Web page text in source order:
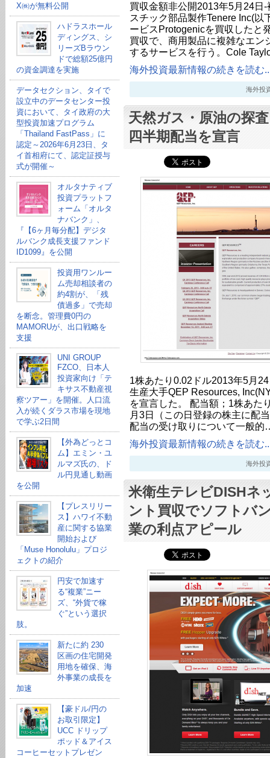
X㈱が無料公開
ハドラスホール
ディングス、シ
リーズBラウン
ドで総額25億円
の資金調達を実施
データセクション、タイで
設立中のデータセンター投
資において、タイ政府の大
型投資加速プログラム
「Thailand FastPass」に
認定～2026年6月23日、タ
イ首相府にて、認定証授与
式が開催～
オルタナティブ
投資プラットフ
ォーム「オルタ
ナバンク」、
『【6ヶ月毎分配】デジタ
ルバンク成長支援ファンド
ID1099』を公開
投資用ワンルー
ム売却相談者の
約4割が、「残
債過多」で売却
を断念。管理費0円の
MAMORUが、出口戦略を
支援
UNI GROUP
FZCO、日本人
投資家向け「テ
キサス不動産視
察ツアー」を開催。人口流
入が続くダラス市場を現地
で学ぶ2日間
【外為どっとコ
ム】エミン・ユ
ルマズ氏の、ド
ル円見通し動画
を公開
【プレスリリー
ス】ハワイ不動
産に関する協業
開始および
「Muse Honolulu」プロジ
ェクトの紹介
円安で加速す
る“複業”ニー
ズ、“外貨で稼
ぐ”という選択
肢。
新たに約 230
区画の住宅開発
用地を確保、海
外事業の成長を
加速
【豪ドル/円の
お取引限定】
UCC ドリップ
ポッド＆アイス
コーヒーセットプレゼン
買収金額非公開2013年5月24日
スチック部品製作Tenere Inc(以
ービスProtogenicを買収したと
買収で、商用製品に複雑なエン
するサービスを行う。Cole
海外投資最新情報の続きを読む
海外投
天然ガス・原油の探
四半期配当を宣言
1株あたり0.02ドル2013年5月
生産大手QEP Resources,
を宣言した。 配当額；1株あた
月3日（この日登録の株主に配
配当の受け取りについて一般
海外投資最新情報の続きを読む
海外投
米衛生テレビDISHネ
ント買収でソフトバ
業の利点アピール